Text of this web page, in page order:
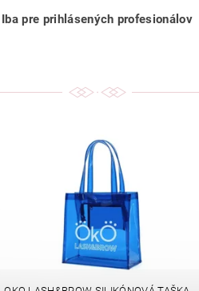
Iba pre prihlásených profesionálov